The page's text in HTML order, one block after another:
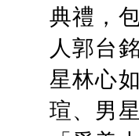
典禮，
人郭台
星林心
瑄、男